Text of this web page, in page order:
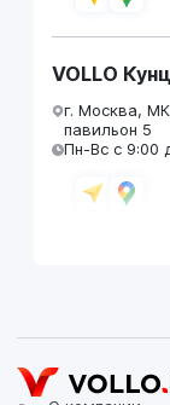
VOLLO
г. Москва,
павильон 5
Пн-Вс с 9:00